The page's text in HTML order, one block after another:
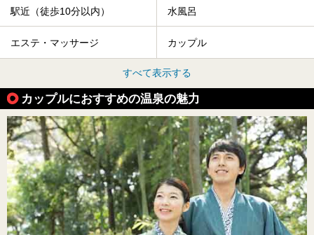
駅近（徒歩10分以内） 水風呂
エステ・マッサージ カップル
すべて表示する
カップルにおすすめの温泉の魅力